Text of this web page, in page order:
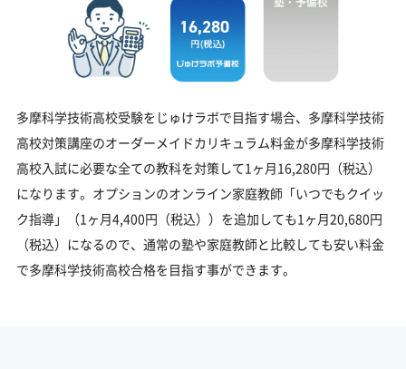
16,280
多摩科学技術高校受験をじゅけラボで目指す場合、多摩科学技術
高校対策講座のオーダーメイドカリキュラム料金が多摩科学技術
高校入試に必要な全ての教科を対策して1ヶ月16,280円（税込）
になります。オプションのオンライン家庭教師「いつでもクイッ
ク指導」（1ヶ月4,400円（税込））を追加しても1ヶ月20,680円
（税込）になるので、通常の塾や家庭教師と比較しても安い料金
で多摩科学技術高校合格を目指す事ができます。